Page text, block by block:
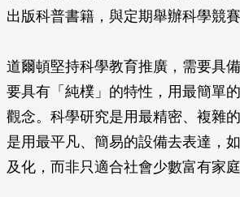
出版科普書籍，與定期舉辦科學競賽
道爾頓堅持科學教育推廣，需要具
要具有「純樸」的特性，用最簡單
觀念。科學研究是用最精密、複雜
是用最平凡、簡易的設備去表達，
及化，而非只適合社會少數富有家庭